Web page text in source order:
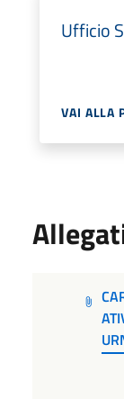
Ufficio
VAI ALLA